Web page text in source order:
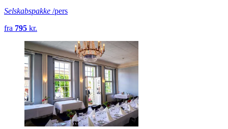
Selskabspakke /pers
fra 795 kr.